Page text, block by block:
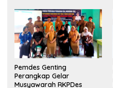
Pemdes Genting
Perangkap Gelar
Musyawarah RKPDes